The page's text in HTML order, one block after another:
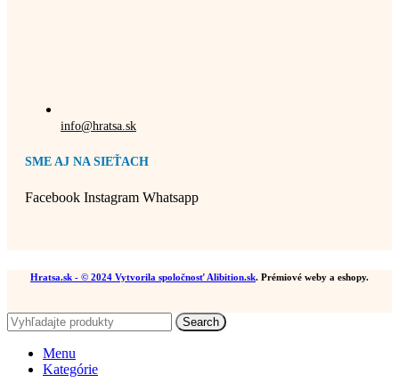
info@hratsa.sk
SME AJ NA SIEŤACH
Facebook Instagram Whatsapp
Hratsa.sk - © 2024 Vytvorila spoločnosť Alibition.sk. Prémiové weby a eshopy.
Search
Menu
Kategórie